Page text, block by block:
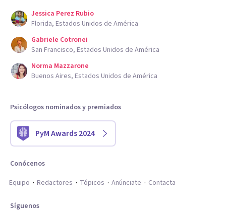
Jessica Perez Rubio
Florida, Estados Unidos de América
Gabriele Cotronei
San Francisco, Estados Unidos de América
Norma Mazzarone
Buenos Aires, Estados Unidos de América
Psicólogos nominados y premiados
PyM Awards 2024
Conócenos
Equipo
Redactores Tópicos Anúnciate Contacta
Síguenos